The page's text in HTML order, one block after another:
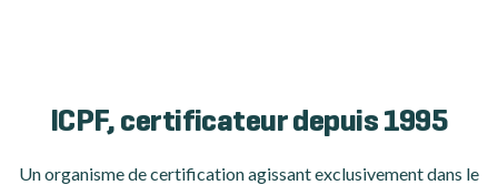
ICPF, certificateur depuis 1995
Un organisme de certificationagissant exclusivement dans le